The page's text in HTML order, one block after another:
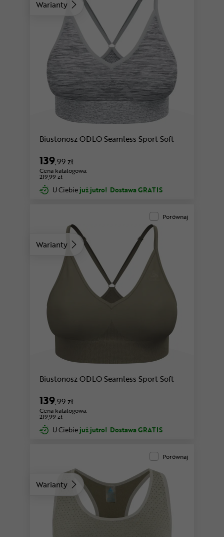
Warianty
Biustonosz ODLO Seamless Sport Soft
139,99 zł
Cena katalogowa:
219,99 zł
U Ciebie już jutro! Dostawa GRATIS
Warianty
Porównaj
Biustonosz ODLO Seamless Sport Soft
139,99 zł
Cena katalogowa:
219,99 zł
U Ciebie już jutro! Dostawa GRATIS
Warianty
Porównaj